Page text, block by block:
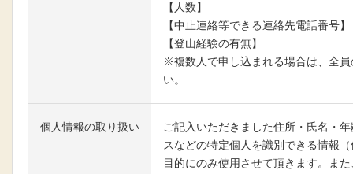
【人数】
【中止連絡等できる連絡先電話番号】
【登山経験の有無】
※複数人で申し込まれる場合は、全
い。
個人情報の取り扱い
ご記入いただきました住所・氏名・
スなどの特定個人を識別できる情報
目的にのみ使用させて頂きます。ま